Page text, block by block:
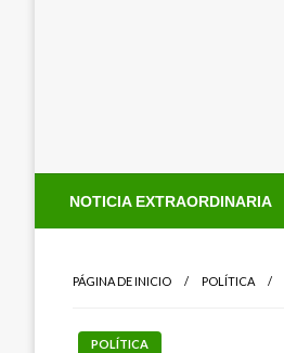
NOTICIA EXTRAORDINARIA
PÁGINA DE INICIO POLÍTICA
POLÍTICA